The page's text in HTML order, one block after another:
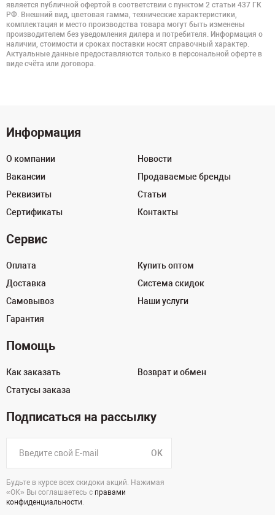
является публичной офертой в соответствии с пунктом 2 статьи 437 ГК
РФ. Внешний вид, цветовая гамма, технические характеристики,
комплектация и место производства товара могут быть изменены
производителем без уведомления дилера и потребителя. Информация о
наличии, стоимости и сроках поставки носят справочный характер.
Актуальные данные предоставляются только в персональной оферте в
виде счёта или договора.
Информация
О компании
Вакансии
Реквизиты
Сертификаты
Новости
Продаваемые бренды
Статьи
Контакты
Сервис
Оплата
Доставка
Самовывоз
Гарантия
Купить оптом
Система скидок
Наши услуги
Помощь
Как заказать
Статусы заказа
Возврат и обмен
Подписаться на рассылку
OK
Будьте в курсе всех скидоки акций. Нажимая
«ОК» Вы соглашаетесь с правами
конфиденциальности.